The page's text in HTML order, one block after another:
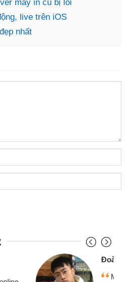
máy in cũ bị lỗi
live trên iOS
nhất
cần tiền gấp nên định cầm cố